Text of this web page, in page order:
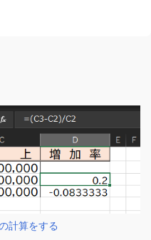
計算をする